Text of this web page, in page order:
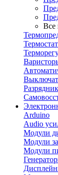
Все
Arduino
Audio
Модули
Модули
Модули